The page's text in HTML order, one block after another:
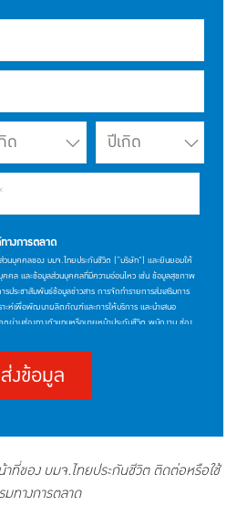
างการตลาด
วนบุคคลของ บมจ.ไทยประกันชีวิต (“บริษัท”) และยินยอมให้
คคล และข้อมูลส่วนบุคคลที่มีความอ่อนไหว เช่น ข้อมูลสุขภาพ
รประชาสัมพันธ์ข้อมูลข่าวสาร การจัดทำรายการส่งเสริมการ
าะห์เพื่อพัฒนาผลิตภัณฑ์และการให้บริการ และนำเสนอ
ผ่านช่องทางตัวแทนหรือนายหน้าประกันชีวิต พนักงาน ช่อง
นสามารถศึกษารายละเอียดนโยบายคุ้มครองข้อมูลส่วนบุคคล
บุคคลได้ที่เว็บไซต์
ส่งข้อมูล
ที่ของ บมจ.ไทยประกันชีวิต ติดต่อหรือใช้
ทางการตลาด